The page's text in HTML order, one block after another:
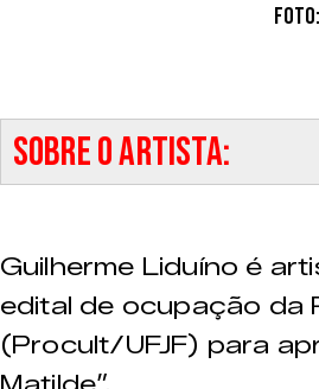
Sobre o artista:
Guilherme Liduíno é
edital de ocupação da
(Procult/UFJF) para